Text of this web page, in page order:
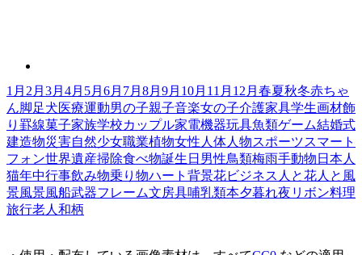
1月 2月 3月 4月 5月 6月 7月 8月 9月 10月 11月 12月 春夏秋冬赤ちゃ
ん脚足犬医療運動男の子親子音楽女の子介護家具学生画材飾
り罫線菓子家族学校カップル家電機器玩具魚類ゲーム結婚式
建造物災害自然少女職業植物女性 人体人物スポーツスマート
フォン世界遺産掃除食べ物誕生日 男性鳥類梅雨手動物 日本人
猫年中行事飲み物乗り物ハート 背景花ビジネス 人と花人と風
景風景風船武器フレーム文房具哺乳類本夕暮れ夜 リボン料理
旅行老人 和柄